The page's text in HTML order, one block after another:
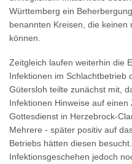
Württemberg ein
benannten Kreisen, die keinen
können.
Zeitgleich laufen weiterhin die
Infektionen im Schlachtbetrieb
Gütersloh teilte zunächst mit,
Infektionen Hinweise auf
Gottesdienst in Herzebrock-
Mehrere - später positiv auf
Betriebs hätten diesen
Infektionsgeschehen jedoch